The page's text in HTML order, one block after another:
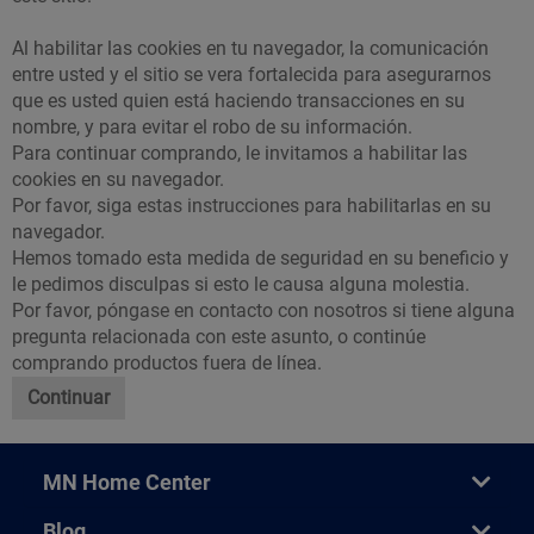
Al habilitar las cookies en tu navegador, la comunicación
entre usted y el sitio se vera fortalecida para asegurarnos
que es usted quien está haciendo transacciones en su
nombre, y para evitar el robo de su información.
Para continuar comprando, le invitamos a habilitar las
cookies en su navegador.
Por favor, siga estas instrucciones para habilitarlas en su
navegador.
Hemos tomado esta medida de seguridad en su beneficio y
le pedimos disculpas si esto le causa alguna molestia.
Por favor, póngase en contacto con nosotros si tiene alguna
pregunta relacionada con este asunto, o continúe
comprando productos fuera de línea.
Continuar
MN Home Center